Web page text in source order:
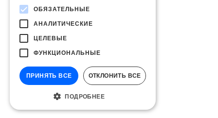
ОБЯЗАТЕЛЬНЫЕ
АНАЛИТИЧЕСКИЕ
ЦЕЛЕВЫЕ
ФУНКЦИОНАЛЬНЫЕ
ПРИНЯТЬ ВСЕ ОТКЛОНИТЬ ВСЕ
ПОДРОБНЕЕ